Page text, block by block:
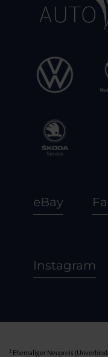
eBay
Instagram
1 Ehemaliger Neupreis